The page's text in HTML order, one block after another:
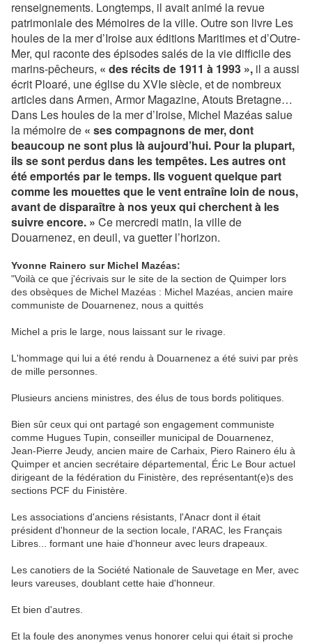
renseignements. Longtemps, il avait animé la revue
patrimoniale des Mémoires de la ville. Outre son livre Les
houles de la mer d’Iroise aux éditions Maritimes et d’Outre-
Mer, qui raconte des épisodes salés de la vie difficile des
marins-pêcheurs, « des récits de 1911 à 1993 », il a aussi
écrit Ploaré, une église du XVIe siècle, et de nombreux
articles dans Armen, Armor Magazine, Atouts Bretagne…
Dans Les houles de la mer d’Iroise, Michel Mazéas salue
la mémoire de « ses compagnons de mer, dont
beaucoup ne sont plus là aujourd’hui. Pour la plupart,
ils se sont perdus dans les tempêtes. Les autres ont
été emportés par le temps. Ils voguent quelque part
comme les mouettes que le vent entraîne loin de nous,
avant de disparaître à nos yeux qui cherchent à les
suivre encore. » Ce mercredi matin, la ville de
Douarnenez, en deuil, va guetter l’horizon.
Yvonne Rainero sur Michel Mazéas:
"Voilà ce que j'écrivais sur le site de la section de Quimper lors
des obsèques de Michel Mazéas : Michel Mazéas, ancien maire
communiste de Douarnenez, nous a quittés
Michel a pris le large, nous laissant sur le rivage.
L'hommage qui lui a été rendu à Douarnenez a été suivi par près
de mille personnes.
Plusieurs anciens ministres, des élus de tous bords politiques.
Bien sûr ceux qui ont partagé son engagement communiste
comme Hugues Tupin, conseiller municipal de Douarnenez,
Jean-Pierre Jeudy, ancien maire de Carhaix, Piero Rainero élu à
Quimper et ancien secrétaire départemental, Éric Le Bour actuel
dirigeant de la fédération du Finistère, des représentant(e)s des
sections PCF du Finistère.
Les associations d'anciens résistants, l'Anacr dont il était
président d'honneur de la section locale, l'ARAC, les Français
Libres... formant une haie d'honneur avec leurs drapeaux.
Les canotiers de la Société Nationale de Sauvetage en Mer, avec
leurs vareuses, doublant cette haie d'honneur.
Et bien d'autres.
Et la foule des anonymes venus honorer celui qui était si proche